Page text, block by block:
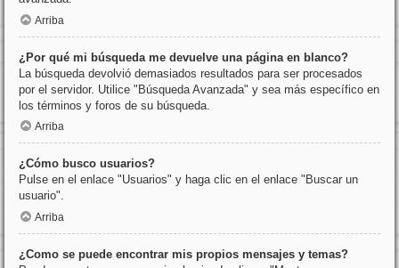
Arriba
¿Por qué mi búsqueda me devuelve una página en blanco?
La búsqueda devolvió demasiados resultados para ser procesados
por el servidor. Utilice "Búsqueda Avanzada" y sea más específico en
los términos y foros de su búsqueda.
Arriba
¿Cómo busco usuarios?
Pulse en el enlace "Usuarios" y haga clic en el enlace "Buscar un
usuario".
Arriba
¿Como se puede encontrar mis propios mensajes y temas?